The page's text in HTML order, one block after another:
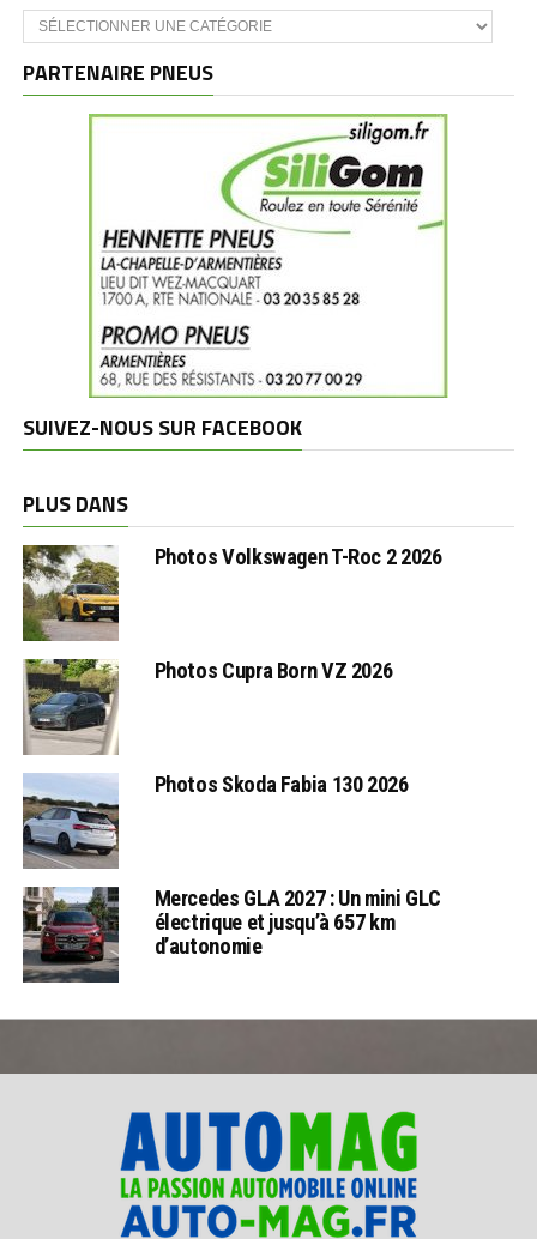
Catégories
et
PARTENAIRE PNEUS
SUIVEZ-NOUS SUR FACEBOOK
PLUS DANS
Photos Volkswagen T-Roc 2 2026
Photos Cupra Born VZ 2026
Photos Skoda Fabia 130 2026
Mercedes GLA 2027 : Un mini GLC
électrique et jusqu’à 657 km
d’autonomie